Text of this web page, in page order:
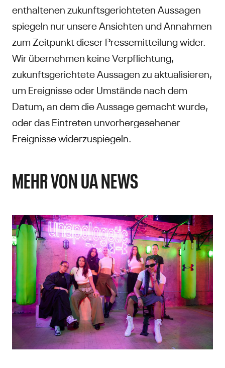
enthaltenen zukunftsgerichteten Aussagen
spiegeln nur unsere Ansichten und Annahmen
zum Zeitpunkt dieser Pressemitteilung wider.
Wir übernehmen keine Verpflichtung,
zukunftsgerichtete Aussagen zu aktualisieren,
um Ereignisse oder Umstände nach dem
Datum, an dem die Aussage gemacht wurde,
oder das Eintreten unvorhergesehener
Ereignisse widerzuspiegeln.
MEHR VON UA NEWS